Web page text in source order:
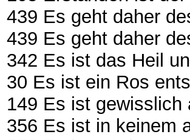
439 Es geht daher
439 Es geht daher
342 Es ist das Heil
30 Es ist ein Ros
149 Es ist
356 Es ist in keinem